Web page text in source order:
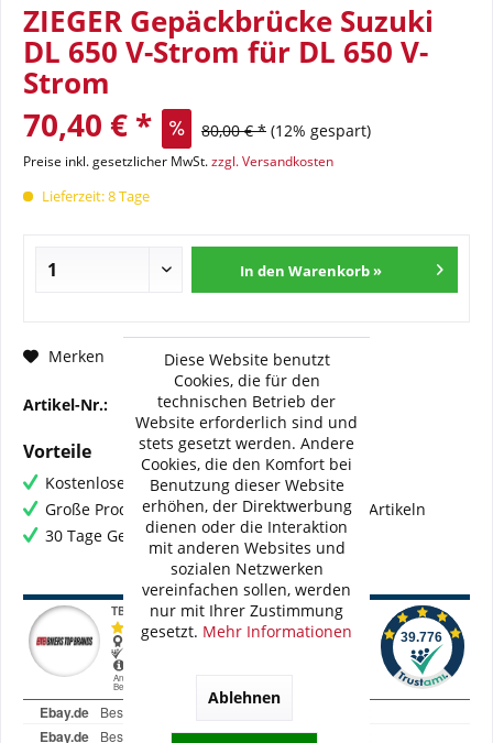
ZIEGER Gepäckbrücke Suzuki
DL 650 V-Strom für DL 650 V-
Strom
70,40 € * 80,00 € * (12% gespart)
Preise inkl. gesetzlicher MwSt.zzgl. Versandkosten
Lieferzeit: 8 Tage
In den Warenkorb »
Merken Fragen zum Artikel?
Artikel-Nr.: 10000071
Vorteile
Kostenloser Versand ab € 60,- Bestellwert
Große Produktauswahl mit mehr als 80.000 Artikeln
30 Tage Geld-Zurück-Garantie
Diese Website benutzt
Cookies, die für den
technischen Betrieb der
Website erforderlich sind und
stets gesetzt werden. Andere
Cookies, die den Komfort bei
Benutzung dieser Website
erhöhen, der Direktwerbung
dienen oder die Interaktion
mit anderen Websites und
sozialen Netzwerken
vereinfachen sollen, werden
nur mit Ihrer Zustimmung
gesetzt. Mehr Informationen
Ablehnen